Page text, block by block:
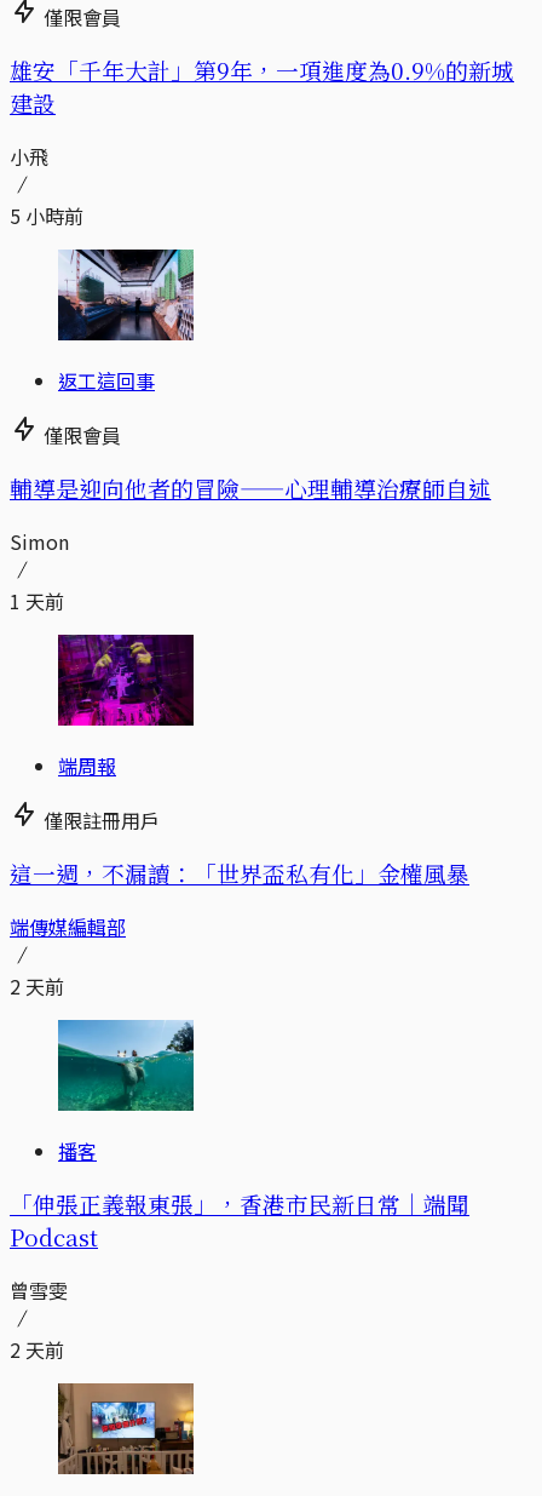
僅限會員
​​雄安「千年大計」第9年，一項進度為0.9%的新城
建設
小飛
5 小時前
返工這回事
僅限會員
輔導是迎向他者的冒險——心理輔導治療師自述
Simon
1 天前
端周報
僅限註冊用戶
這一週，不漏讀：「世界盃私有化」金權風暴
端傳媒編輯部
2 天前
播客
「伸張正義報東張」，香港市民新日常｜端聞
Podcast
曾雪雯
2 天前